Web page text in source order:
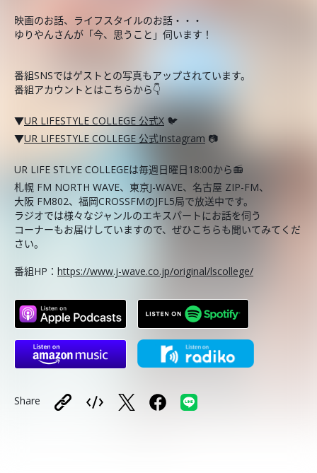
映画のお話、ライフスタイルのお話・・・
ゆりやんさんが「今、思うこと」伺います！
番組SNSではゲストとの写真もアップされています。
番組アカウントとはこちらから👇
▼UR LIFESTYLE COLLEGE 公式X 🐦
▼UR LIFESTYLE COLLEGE 公式Instagram 📷
UR LIFE STLYE COLLEGEは毎週日曜日18:00から📻
札幌 FM NORTH WAVE、東京J-WAVE、名古屋 ZIP-FM、
大阪 FM802、福岡CROSSFMのJFL5局で放送中です。
ラジオでは様々なジャンルのエキスパートにお話を伺う
コーナーもお届けしていますので、ぜひこちらも聞いてみてくだ
さい。
番組HP： https://www.j-wave.co.jp/original/lscollege/
Share